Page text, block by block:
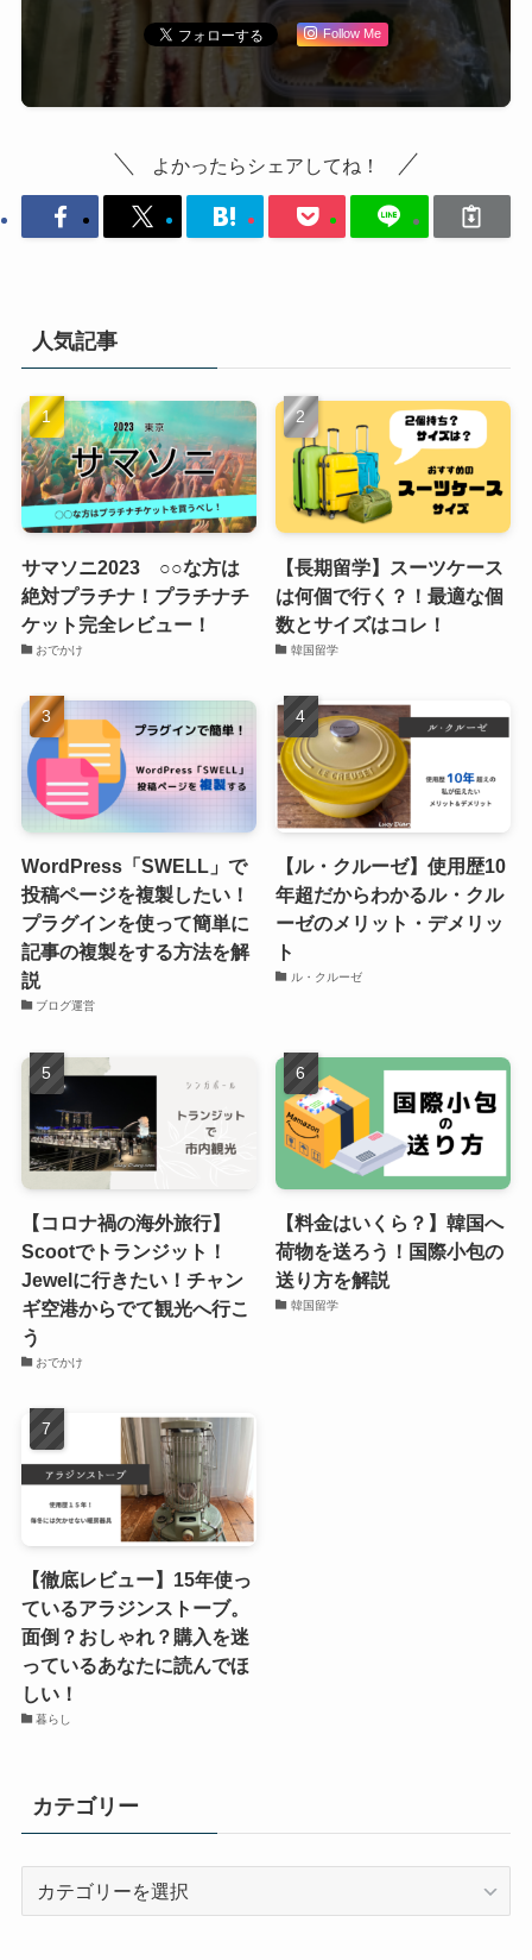
Follow Me
よかったらシェアしてね！
人気記事
サマソニ2023 ○○な方は
絶対プラチナ！プラチナチ
ケット完全レビュー！
おでかけ
【長期留学】スーツケース
は何個で行く？！最適な個
数とサイズはコレ！
韓国留学
WordPress「SWELL」で
投稿ページを複製したい！
プラグインを使って簡単に
記事の複製をする方法を解
説
ブログ運営
【ル・クルーゼ】使用歴10
年超だからわかるル・クル
ーゼのメリット・デメリッ
ト
ル・クルーゼ
【コロナ禍の海外旅行】
Scootでトランジット！
Jewelに行きたい！チャン
ギ空港からでて観光へ行こ
う
おでかけ
【料金はいくら？】韓国へ
荷物を送ろう！国際小包の
送り方を解説
韓国留学
【徹底レビュー】15年使っ
ているアラジンストーブ。
面倒？おしゃれ？購入を迷
っているあなたに読んでほ
しい！
暮らし
カテゴリー